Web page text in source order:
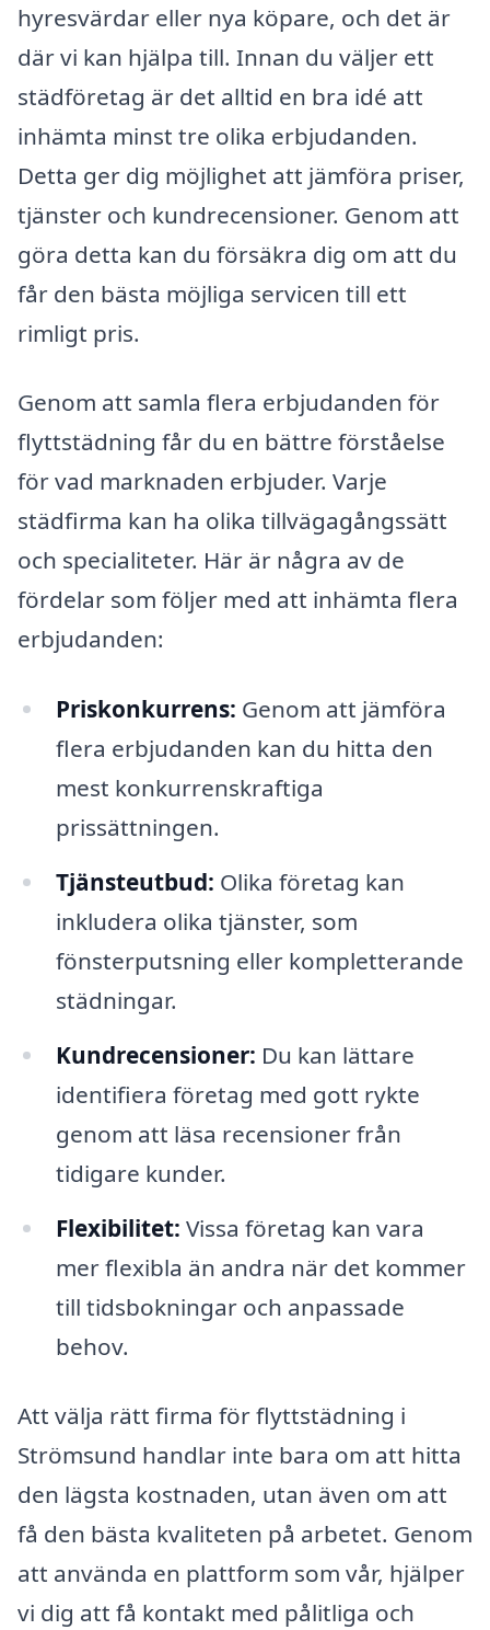
hyresvärdar eller nya köpare, och det är
där vi kan hjälpa till. Innan du väljer ett
städföretag är det alltid en bra idé att
inhämta minst tre olika erbjudanden.
Detta ger dig möjlighet att jämföra priser,
tjänster och kundrecensioner. Genom att
göra detta kan du försäkra dig om att du
får den bästa möjliga servicen till ett
rimligt pris.
Genom att samla flera erbjudanden för
flyttstädning får du en bättre förståelse
för vad marknaden erbjuder. Varje
städfirma kan ha olika tillvägagångssätt
och specialiteter. Här är några av de
fördelar som följer med att inhämta flera
erbjudanden:
Priskonkurrens: Genom att jämföra
flera erbjudanden kan du hitta den
mest konkurrenskraftiga
prissättningen.
Tjänsteutbud: Olika företag kan
inkludera olika tjänster, som
fönsterputsning eller kompletterande
städningar.
Kundrecensioner: Du kan lättare
identifiera företag med gott rykte
genom att läsa recensioner från
tidigare kunder.
Flexibilitet: Vissa företag kan vara
mer flexibla än andra när det kommer
till tidsbokningar och anpassade
behov.
Att välja rätt firma för flyttstädning i
Strömsund handlar inte bara om att hitta
den lägsta kostnaden, utan även om att
få den bästa kvaliteten på arbetet. Genom
att använda en plattform som vår, hjälper
vi dig att få kontakt med pålitliga och